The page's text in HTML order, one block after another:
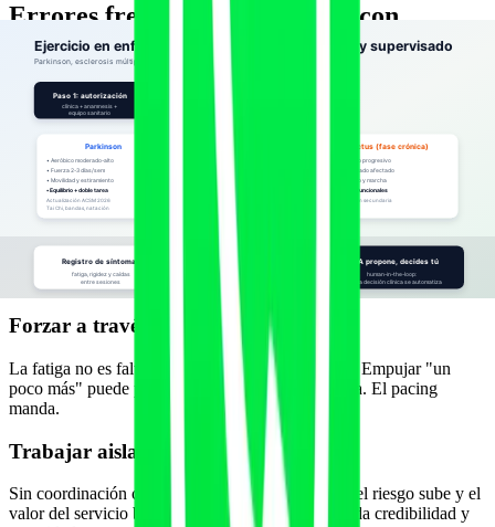
Errores frecuentes al trabajar con
condiciones neurológicas
Tratar a todos igual
Parkinson, EM e ictus son distintos, y cada persona dentro de cada
condición también. Copiar una plantilla genérica es el error de base.
Ignorar la medicación y sus horarios
En Parkinson, entrenar en fase "off" puede ser frustrante e inseguro.
Conocer los horarios de medicación cambia por completo la
planificación.
Forzar a través de la fatiga en EM
La fatiga no es falta de motivación: es un síntoma. Empujar "un
poco más" puede provocar una recaída sintomática. El pacing
manda.
Trabajar aislado del equipo médico
Sin coordinación con neurología o rehabilitación, el riesgo sube y el
valor del servicio baja. La colaboración es lo que da credibilidad y